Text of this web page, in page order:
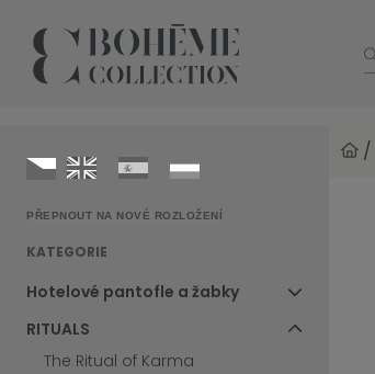
PŘEPNOUT NA NOVÉ ROZLOŽENÍ
KATEGORIE
Hotelové pantofle a žabky
RITUALS
The Ritual of Karma
/